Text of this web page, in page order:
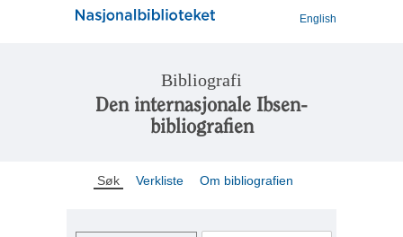
English
Bibliografi
Den internasjonale Ibsen-
bibliografien
Søk Verkliste Om bibliografien